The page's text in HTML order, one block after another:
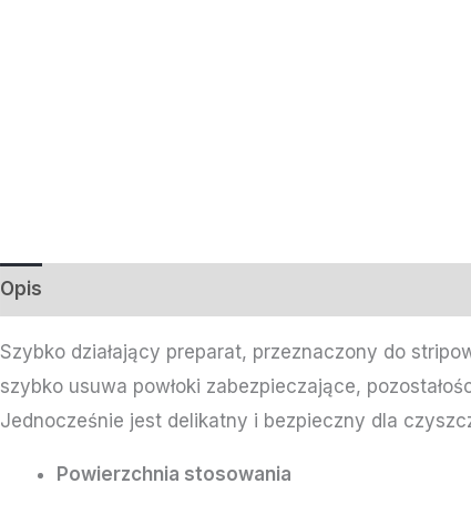
Opis
Szybko działający preparat, przeznaczony do
szybko usuwa powłoki zabezpieczające,
Jednocześnie jest delikatny i bezpieczny dla
Powierzchnia stosowania